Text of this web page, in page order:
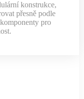
konstrukce,
přesně podle
pro